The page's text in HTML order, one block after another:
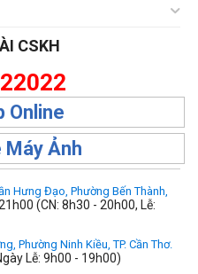
CSKH
Online
Máy Ảnh
Hưng Đạo, Phường Bến Thành,
(CN: 8h30 - 20h00, Lễ:
Phường Ninh Kiều, TP. Cần Thơ.
Lễ: 9h00 - 19h00)